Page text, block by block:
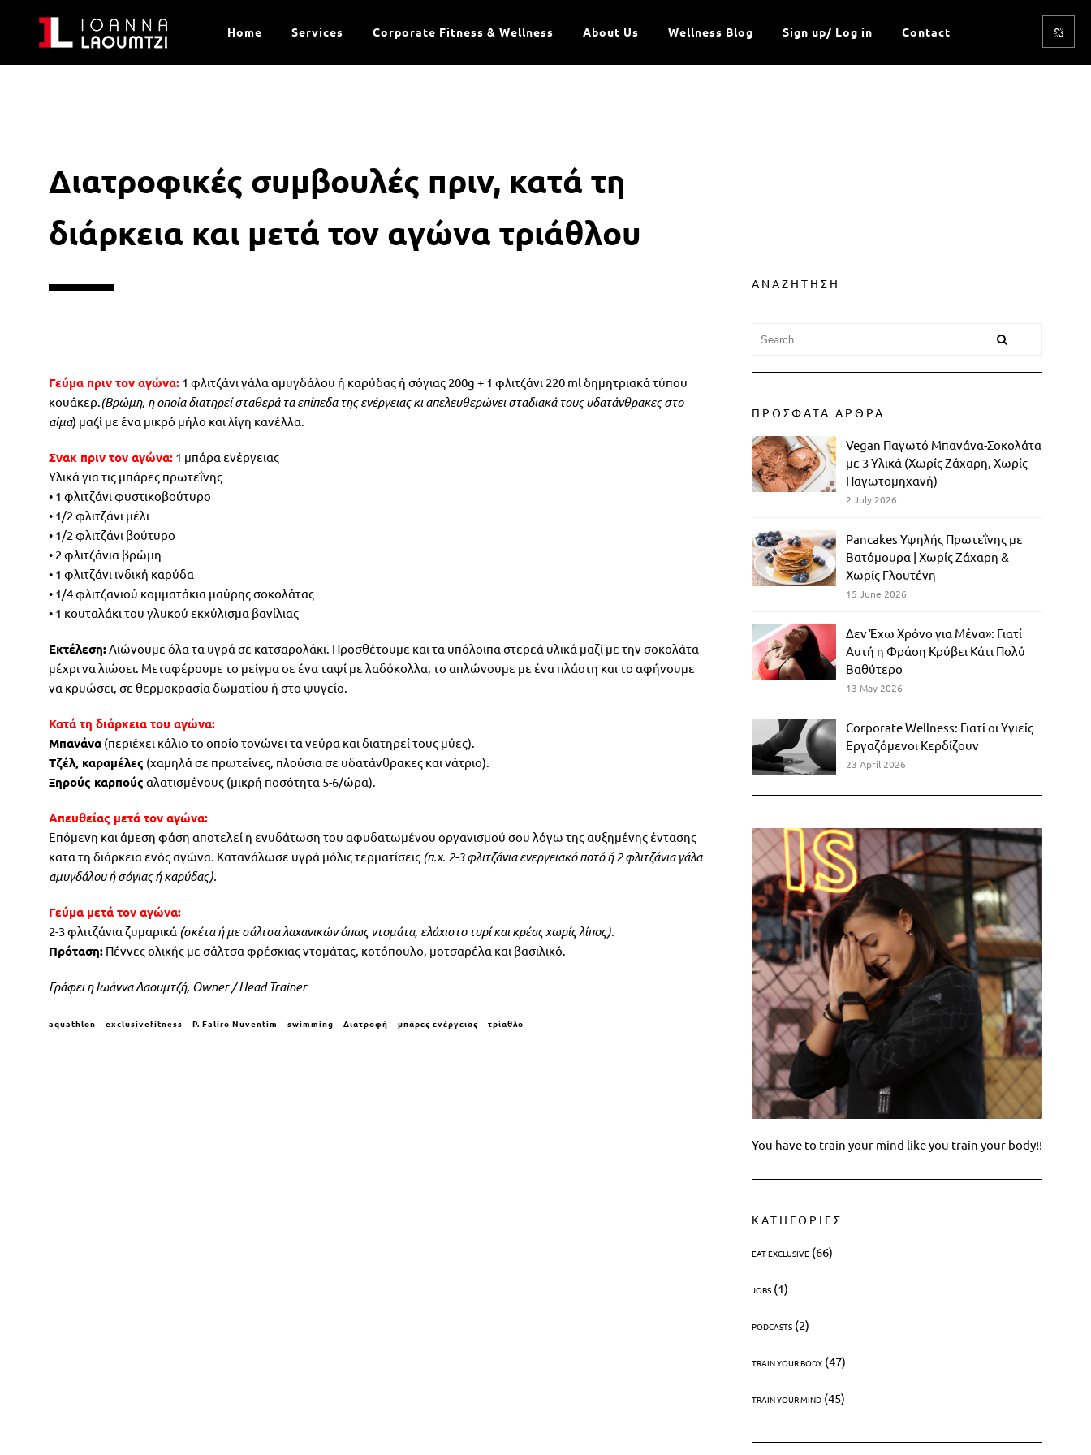
Home Services Corporate Fitness & Wellness About Us Wellness Blog Sign up/ Log in Contact
Διατροφικές συμβουλές πριν, κατά τη
διάρκεια και μετά τον αγώνα τριάθλου
Γεύμα πριν τον αγώνα: 1 φλιτζάνι γάλα αμυγδάλου ή καρύδας ή σόγιας 200g + 1 φλιτζάνι 220 ml δημητριακά τύπου
κουάκερ.(Βρώμη, η οποία διατηρεί σταθερά τα επίπεδα της ενέργειας κι απελευθερώνει σταδιακά τους υδατάνθρακες στο
αίμα) μαζί με ένα μικρό μήλο και λίγη κανέλλα.
Σνακ πριν τον αγώνα: 1 μπάρα ενέργειας
Υλικά για τις μπάρες πρωτεΐνης
• 1 φλιτζάνι φυστικοβούτυρο
• 1/2 φλιτζάνι μέλι
• 1/2 φλιτζάνι βούτυρο
• 2 φλιτζάνια βρώμη
• 1 φλιτζάνι ινδική καρύδα
• 1/4 φλιτζανιού κομματάκια μαύρης σοκολάτας
• 1 κουταλάκι του γλυκού εκχύλισμα βανίλιας
Εκτέλεση:Λιώνουμε όλα τα υγρά σε κατσαρολάκι. Προσθέτουμε και τα υπόλοιπα στερεά υλικά μαζί με την σοκολάτα
μέχρι να λιώσει. Μεταφέρουμε το μείγμα σε ένα ταψί με λαδόκολλα, το απλώνουμε με ένα πλάστη και το αφήνουμε
να κρυώσει, σε θερμοκρασία δωματίου ή στο ψυγείο.
Κατά τη διάρκεια του αγώνα:
Μπανάνα (περιέχει κάλιο το οποίο τονώνει τα νεύρα και διατηρεί τους μύες).
Τζέλ, καραμέλες (χαμηλά σε πρωτείνες, πλούσια σε υδατάνθρακες και νάτριο).
Ξηρούς καρπούς αλατισμένους (μικρή ποσότητα 5-6/ώρα).
Απευθείας μετά τον αγώνα:
Επόμενη και άμεση φάση αποτελεί η ενυδάτωση του αφυδατωμένου οργανισμού σου λόγω της αυξημένης έντασης
κατα τη διάρκεια ενός αγώνα. Κατανάλωσε υγρά μόλις τερματίσεις (π.χ. 2-3 φλιτζάνια ενεργειακό ποτό ή 2 φλιτζάνια γάλα
αμυγδάλου ή σόγιας ή καρύδας).
Γεύμα μετά τον αγώνα:
2-3 φλιτζάνια ζυμαρικά (σκέτα ή με σάλτσα λαχανικών όπως ντομάτα, ελάχιστο τυρί και κρέας χωρίς λίπος).
Πρόταση: Πέννες ολικής με σάλτσα φρέσκιας ντομάτας, κοτόπουλο, μοτσαρέλα και βασιλικό.
Γράφει η Ιωάννα Λαουμτζή, Owner / Ηead Trainer
aquathlon exclusivefitness P. Faliro Nuventim swimming Διατροφή μπάρες ενέργειας τρίαθλο
ΑΝΑΖΗΤΗΣΗ
ΠΡΟΣΦΑΤΑ ΑΡΘΡΑ
Vegan Παγωτό Μπανάνα-Σοκολάτα
με 3 Υλικά (Χωρίς Ζάχαρη, Χωρίς
Παγωτομηχανή)
2 July 2026
Pancakes Υψηλής Πρωτεΐνης με
Βατόμουρα | Χωρίς Ζάχαρη &
Χωρίς Γλουτένη
15 June 2026
Δεν Έχω Χρόνο για Μένα»: Γιατί
Αυτή η Φράση Κρύβει Κάτι Πολύ
Βαθύτερο
13 May 2026
Corporate Wellness: Γιατί οι Υγιείς
Εργαζόμενοι Κερδίζουν
23 April 2026
You have to train your mind like you train your body!!
ΚΑΤΗΓΟΡΙΕΣ
EAT EXCLUSIVE (66)
JOBS (1)
PODCASTS (2)
TRAIN YOUR BODY (47)
TRAIN YOUR MIND (45)